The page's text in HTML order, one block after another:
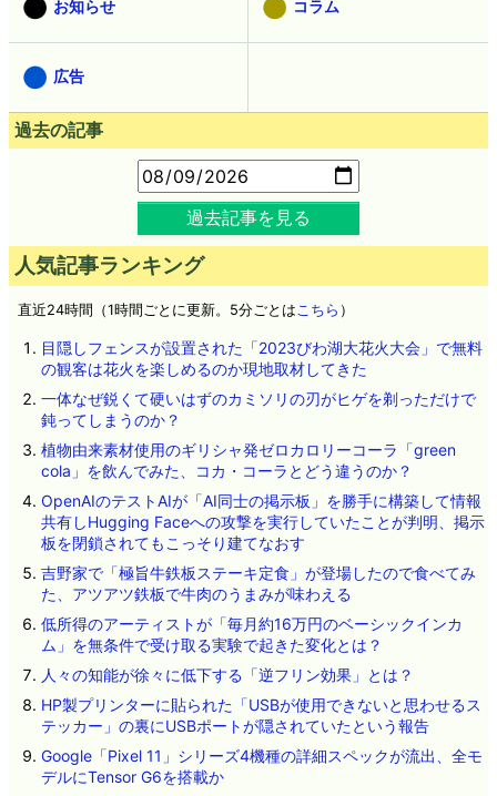
お知らせ コラム
広告
過去の記事
過去記事を見る
人気記事ランキング
直近24時間（1時間ごとに更新。5分ごとは こちら ）
目隠しフェンスが設置された「2023びわ湖大花火大会」で無料
の観客は花火を楽しめるのか現地取材してきた
一体なぜ鋭くて硬いはずのカミソリの刃がヒゲを剃っただけで
鈍ってしまうのか？
植物由来素材使用のギリシャ発ゼロカロリーコーラ「green
cola」を飲んでみた、コカ・コーラとどう違うのか？
OpenAIのテストAIが「AI同士の掲示板」を勝手に構築して情報
共有しHugging Faceへの攻撃を実行していたことが判明、掲示
板を閉鎖されてもこっそり建てなおす
吉野家で「極旨牛鉄板ステーキ定食」が登場したので食べてみ
た、アツアツ鉄板で牛肉のうまみが味わえる
低所得のアーティストが「毎月約16万円のベーシックインカ
ム」を無条件で受け取る実験で起きた変化とは？
人々の知能が徐々に低下する「逆フリン効果」とは？
HP製プリンターに貼られた「USBが使用できないと思わせるス
テッカー」の裏にUSBポートが隠されていたという報告
Google「Pixel 11」シリーズ4機種の詳細スペックが流出、全モ
デルにTensor G6を搭載か